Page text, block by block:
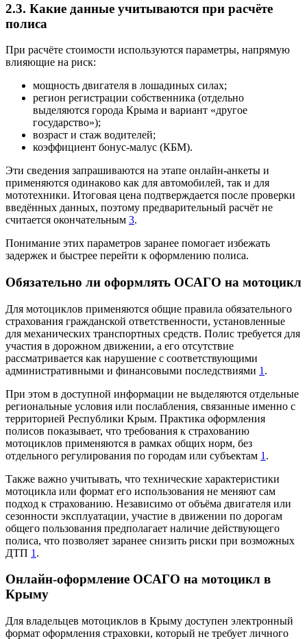
2.3. Какие данные учитываются при расчёте
полиса
При расчёте стоимости используются параметры, напрямую
влияющие на риск:
мощность двигателя в лошадиных силах;
регион регистрации собственника (отдельно
выделяются города Крыма и вариант «другое
государство»);
возраст и стаж водителей;
коэффициент бонус‑малус (КБМ).
Эти сведения запрашиваются на этапе онлайн‑анкеты и
применяются одинаково как для автомобилей, так и для
мототехники. Итоговая цена подтверждается после проверки
введённых данных, поэтому предварительный расчёт не
считается окончательным 3.
Понимание этих параметров заранее помогает избежать
задержек и быстрее перейти к оформлению полиса.
Обязательно ли оформлять ОСАГО на мотоцикл
Для мотоциклов применяются общие правила обязательного
страхования гражданской ответственности, установленные
для механических транспортных средств. Полис требуется для
участия в дорожном движении, а его отсутствие
рассматривается как нарушение с соответствующими
административными и финансовыми последствиями 1 .
При этом в доступной информации не выделяются отдельные
региональные условия или послабления, связанные именно с
территорией Республики Крым. Практика оформления
полисов показывает, что требования к страхованию
мотоциклов применяются в рамках общих норм, без
отдельного регулирования по городам или субъектам 1 .
Также важно учитывать, что технические характеристики
мотоцикла или формат его использования не меняют сам
подход к страхованию. Независимо от объёма двигателя или
сезонности эксплуатации, участие в движении по дорогам
общего пользования предполагает наличие действующего
полиса, что позволяет заранее снизить риски при возможных
ДТП 1 .
Онлайн-оформление ОСАГО на мотоцикл в
Крыму
Для владельцев мотоциклов в Крыму доступен электронный
формат оформления страховки, который не требует личного